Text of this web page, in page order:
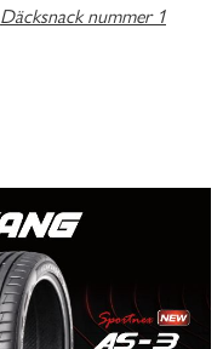
Däcksnack nummer 1